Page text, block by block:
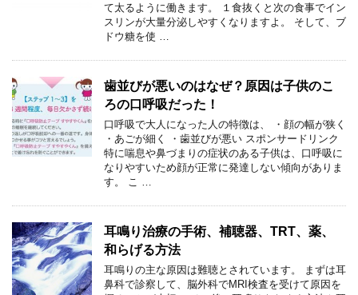
て太るように働きます。 １食抜くと次の食事でイン
スリンが大量分泌しやすくなりますよ。 そして、ブ
ドウ糖を使 …
歯並びが悪いのはなぜ？原因は子供のこ
ろの口呼吸だった！
口呼吸で大人になった人の特徴は、 ・顔の幅が狭く
・あごが細く ・歯並びが悪い スポンサードリンク
特に喘息や鼻づまりの症状のある子供は、口呼吸に
なりやすいため顔が正常に発達しない傾向がありま
す。 こ …
耳鳴り治療の手術、補聴器、TRT、薬、
和らげる方法
耳鳴りの主な原因は難聴とされています。 まずは耳
鼻科で診察して、脳外科でMRI検査を受けて原因を